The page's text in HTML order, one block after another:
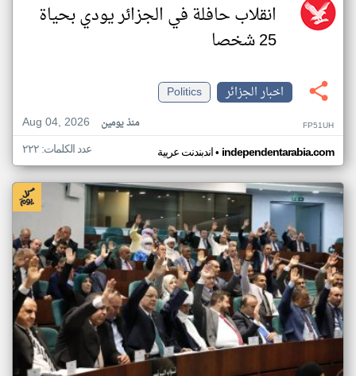
انقلاب حافلة في الجزائر يودي بحياة
25 شخصا
اخبار الجزائر
Politics
Aug 04, 2026
منذ يومين FP51UH
اندبندنت عربية• independentarabia.com عدد الكلمات: ٢٢٢